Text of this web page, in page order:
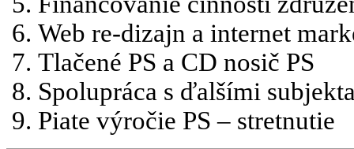
Web re-dizajn a internet
Tlačené PS a CD nosič PS
Spolupráca s ďalšími
Piate výročie PS – stretnutie